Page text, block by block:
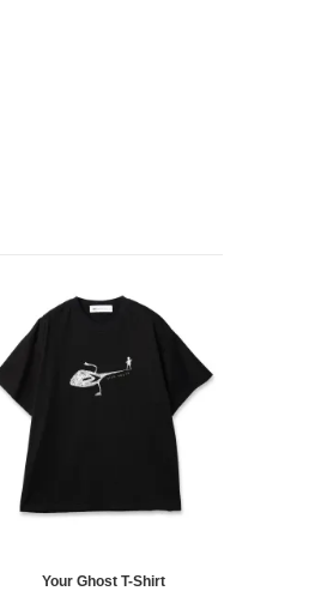
Your Ghost T-Shirt